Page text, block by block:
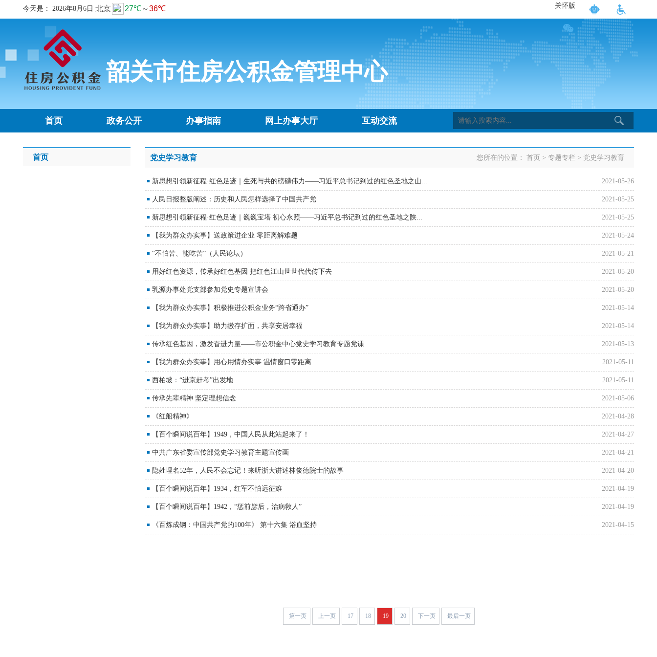
今天是： 2026年8月6日 关怀版
韶关市住房公积金管理中心
首页 政务公开 办事指南 网上办事大厅 互动交流
首页 您所在的位置： 首页 > 专题专栏 > 党史学习教育
党史学习教育
2021-05-26
新思想引领新征程·红色足迹｜生死与共的磅礴伟力——习近平总书记到过的红色圣地之山...
2021-05-25
人民日报整版阐述：历史和人民怎样选择了中国共产党
2021-05-25
新思想引领新征程·红色足迹｜巍巍宝塔 初心永照——习近平总书记到过的红色圣地之陕...
2021-05-24
【我为群众办实事】送政策进企业 零距离解难题
2021-05-21
“不怕苦、能吃苦”（人民论坛）
2021-05-20
用好红色资源，传承好红色基因 把红色江山世世代代传下去
2021-05-20
乳源办事处党支部参加党史专题宣讲会
2021-05-14
【我为群众办实事】积极推进公积金业务“跨省通办”
2021-05-14
【我为群众办实事】助力缴存扩面，共享安居幸福
2021-05-13
传承红色基因，激发奋进力量——市公积金中心党史学习教育专题党课
2021-05-11
【我为群众办实事】用心用情办实事 温情窗口零距离
2021-05-11
西柏坡：“进京赶考”出发地
2021-05-06
传承先辈精神 坚定理想信念
2021-04-28
《红船精神》
2021-04-27
【百个瞬间说百年】1949，中国人民从此站起来了！
2021-04-21
中共广东省委宣传部党史学习教育主题宣传画
2021-04-20
隐姓埋名52年，人民不会忘记！来听浙大讲述林俊德院士的故事
2021-04-19
【百个瞬间说百年】1934，红军不怕远征难
2021-04-19
【百个瞬间说百年】1942，“惩前毖后，治病救人”
2021-04-15
《百炼成钢：中国共产党的100年》 第十六集 浴血坚持
第一页 上一页 17 18 19 20 下一页 最后一页